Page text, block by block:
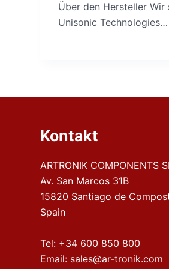
Über den Hersteller Wir
Unisonic Technologies…
Kontakt
ARTRONIK COMPONENTS
Av. San Marcos 31B
15820 Santiago de
Spain
Tel: +34 600 850 800
Email: sales@ar-tronik.com